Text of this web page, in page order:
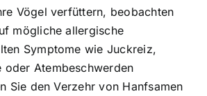
Vögel verfüttern, beobachten
mögliche allergische
Symptome wie Juckreiz,
oder Atembeschwerden
Sie den Verzehr von Hanfsamen